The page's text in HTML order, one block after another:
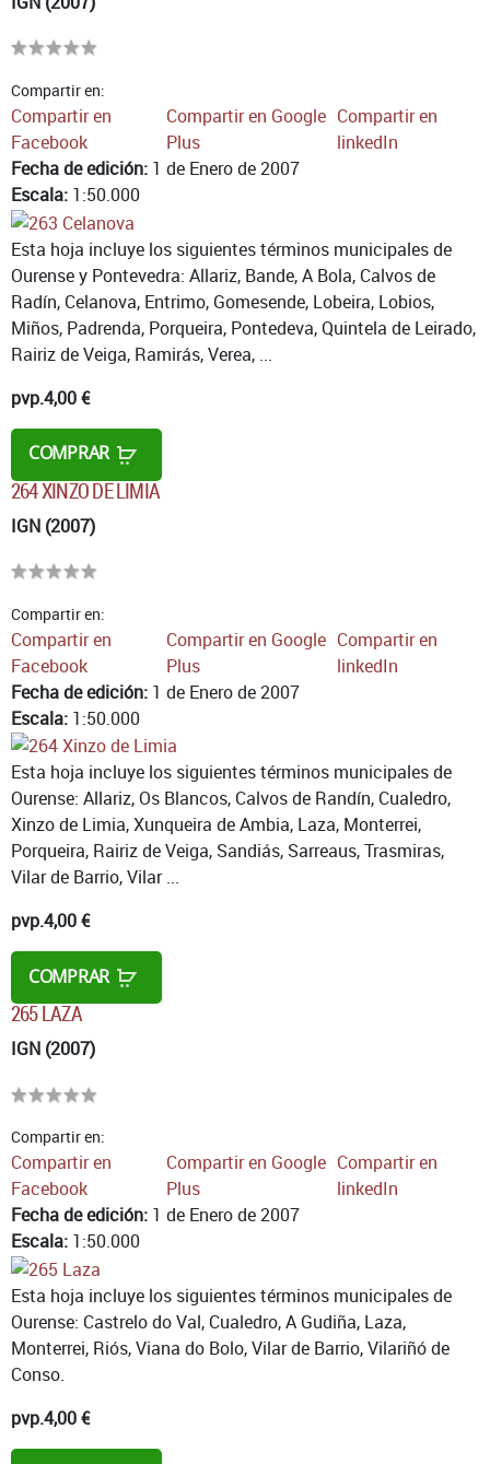
Compartir en:
Compartir en
Facebook
Compartir en Google
Plus
Compartir en
linkedIn
Fecha de edición: 1 de Enero de 2007
Escala: 1:50.000
Esta hoja incluye los siguientes términos municipales de
Ourense y Pontevedra: Allariz, Bande, A Bola, Calvos de
Radín, Celanova, Entrimo, Gomesende, Lobeira, Lobios,
Miños, Padrenda, Porqueira, Pontedeva, Quintela de Leirado,
Rairiz de Veiga, Ramirás, Verea, ...
pvp.4,00 €
COMPRAR
264 XINZO DE LIMIA
IGN (2007)
Compartir en:
Compartir en
Facebook
Compartir en Google
Plus
Compartir en
linkedIn
Fecha de edición: 1 de Enero de 2007
Escala: 1:50.000
Esta hoja incluye los siguientes términos municipales de
Ourense: Allariz, Os Blancos, Calvos de Randín, Cualedro,
Xinzo de Limia, Xunqueira de Ambia, Laza, Monterrei,
Porqueira, Rairiz de Veiga, Sandiás, Sarreaus, Trasmiras,
Vilar de Barrio, Vilar ...
pvp.4,00 €
COMPRAR
265 LAZA
IGN (2007)
Compartir en:
Compartir en
Facebook
Compartir en Google
Plus
Compartir en
linkedIn
Fecha de edición: 1 de Enero de 2007
Escala: 1:50.000
Esta hoja incluye los siguientes términos municipales de
Ourense: Castrelo do Val, Cualedro, A Gudiña, Laza,
Monterrei, Riós, Viana do Bolo, Vilar de Barrio, Vilariñó de
Conso.
pvp.4,00 €